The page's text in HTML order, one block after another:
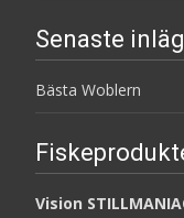
Senaste
Bästa Woblern
Vision